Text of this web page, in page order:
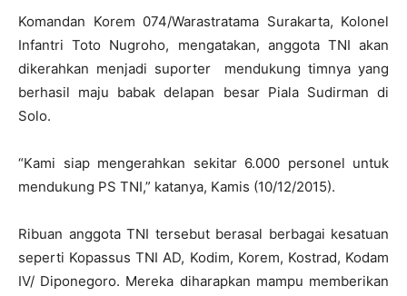
Komandan Korem 074/Warastratama Surakarta, Kolonel
Infantri Toto Nugroho, mengatakan, anggota TNI akan
dikerahkan menjadi suporter mendukung timnya yang
berhasil maju babak delapan besar Piala Sudirman di
Solo.
“Kami siap mengerahkan sekitar 6.000 personel untuk
mendukung PS TNI,” katanya, Kamis (10/12/2015).
Ribuan anggota TNI tersebut berasal berbagai kesatuan
seperti Kopassus TNI AD, Kodim, Korem, Kostrad, Kodam
IV/ Diponegoro. Mereka diharapkan mampu memberikan